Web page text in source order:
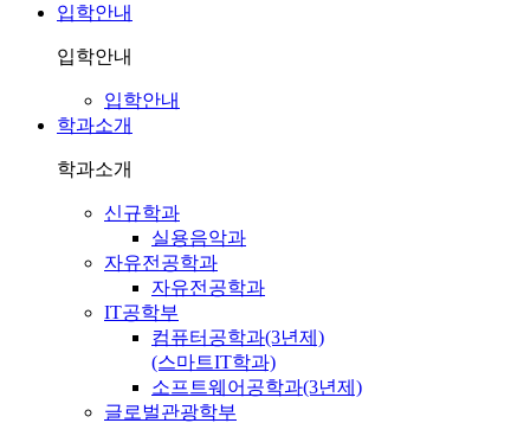
입학안내
입학안내
입학안내
학과소개
학과소개
신규학과
실용음악과
자유전공학과
자유전공학과
IT공학부
컴퓨터공학과(3년제)
(스마트IT학과)
소프트웨어공학과(3년제)
글로벌관광학부